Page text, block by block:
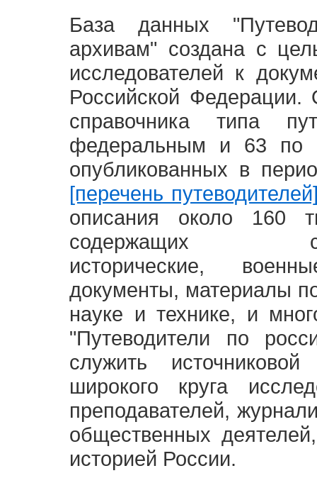
База данных
архивам" создана с
исследователей к
Российской
справочника типа
федеральным и 63 по
опубликованных в
[перечень
описания около 160
содержащих
исторические,
документы, материалы
науке и технике, и
"Путеводители по
служить
широкого круга
преподавателей,
общественных
историей России.